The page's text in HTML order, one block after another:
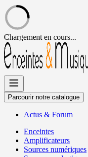
Chargement en cours...
Allez
au
contenu
Parcourir notre catalogue
Actus & Forum
Enceintes
Amplificateurs
Sources numériques